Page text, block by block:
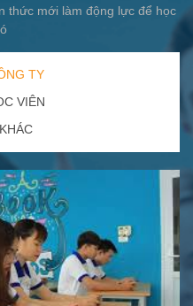
thức mới làm động lực để học
TY
VIÊN